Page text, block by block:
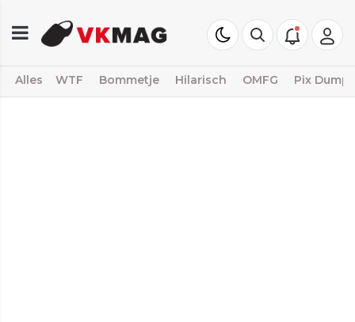
Alles WTF Bommetje Hilarisch OMFG Pix Dump